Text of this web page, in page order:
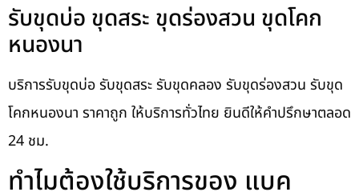
รับขุดบ่อ ขุดสระ ขุดร่องสวน ขุดโคก
หนองนา
บริการรับขุดบ่อ รับขุดสระ รับขุดคลอง รับขุดร่องสวน รับขุด
โคกหนองนา ราคาถูก ให้บริการทั่วไทย ยินดีให้คำปรึกษาตลอด
24 ชม.
ทำไมต้องใช้บริการของ แบค